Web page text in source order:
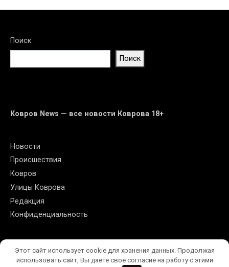
Поиск
Поиск
Ковров News — все новости Коврова 18+
Новости
Происшествия
Ковров
Улицы Коврова
Редакция
Конфиденциальность
Ковров News | Все права защищены.
                                      Копирование
Этот сайт использует cookie для хранения данных. Продолжая
использовать сайт, Вы даете свое согласие на работу с этими